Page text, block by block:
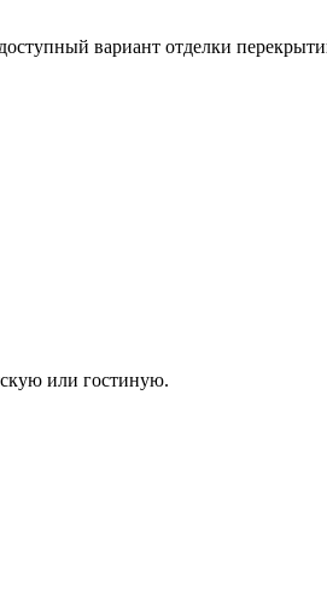
вариант отделки
или гостиную.